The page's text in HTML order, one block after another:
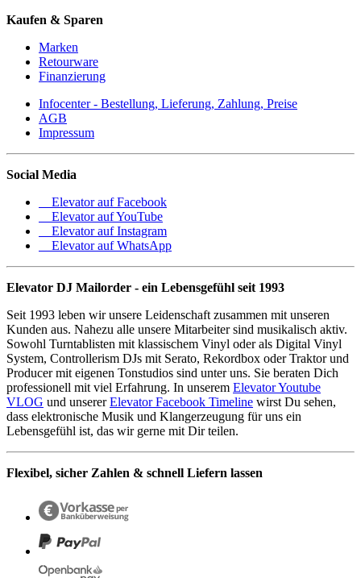
Kaufen & Sparen
Marken
Retourware
Finanzierung
Infocenter - Bestellung, Lieferung, Zahlung, Preise
AGB
Impressum
Social Media
Elevator auf Facebook
Elevator auf YouTube
Elevator auf Instagram
Elevator auf WhatsApp
Elevator DJ Mailorder - ein Lebensgefühl seit 1993
Seit 1993 leben wir unsere Leidenschaft zusammen mit unseren
Kunden aus. Nahezu alle unsere Mitarbeiter sind musikalisch aktiv.
Sowohl Turntablisten mit klassischem Vinyl oder als Digital Vinyl
System, Controllerism DJs mit Serato, Rekordbox oder Traktor und
Producer mit eigenen Tonstudios sind unter uns. Sie beraten Dich
professionell mit viel Erfahrung. In unserem Elevator Youtube
VLOG und unsererElevator Facebook Timeline wirst Du sehen,
dass elektronische Musik und Klangerzeugung für uns ein
Lebensgefühl ist, das wir gerne mit Dir teilen.
Flexibel, sicher Zahlen & schnell Liefern lassen